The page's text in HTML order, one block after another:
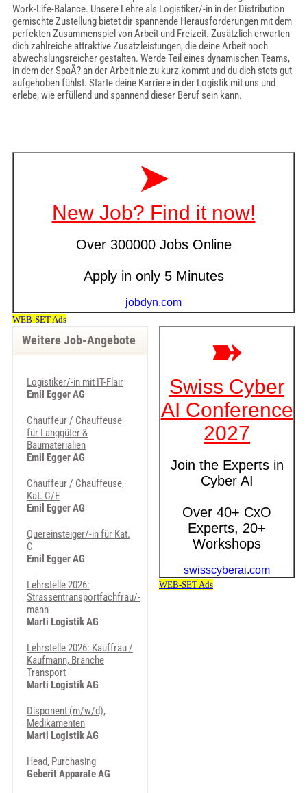
Work-Life-Balance. Unsere Lehre als Logistiker/-in in der Distribution
gemischte Zustellung bietet dir spannende Herausforderungen mit dem
perfekten Zusammenspiel von Arbeit und Freizeit. Zusätzlich erwarten
dich zahlreiche attraktive Zusatzleistungen, die deine Arbeit noch
abwechslungsreicher gestalten. Werde Teil eines dynamischen Teams,
in dem der SpaÃ? an der Arbeit nie zu kurz kommt und du dich stets gut
aufgehoben fühlst. Starte deine Karriere in der Logistik mit uns und
erlebe, wie erfüllend und spannend dieser Beruf sein kann.
Weitere Job-Angebote
Logistiker/-in mit IT-Flair
Emil Egger AG
Chauffeur / Chauffeuse
für Langgüter &
Baumaterialien
Emil Egger AG
Chauffeur / Chauffeuse,
Kat. C/E
Emil Egger AG
Quereinsteiger/-in für Kat.
C
Emil Egger AG
Lehrstelle 2026:
Strassentransportfachfrau/-
mann
Marti Logistik AG
Lehrstelle 2026: Kauffrau /
Kaufmann, Branche
Transport
Marti Logistik AG
Disponent (m/w/d),
Medikamenten
Marti Logistik AG
Head, Purchasing
Geberit Apparate AG